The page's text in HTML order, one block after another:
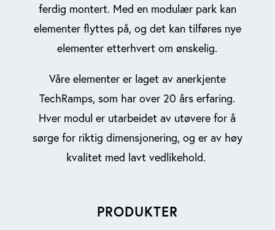
ferdig montert. Med en modulær park kan
elementer flyttes på, og det kan tilføres nye
elementer etterhvert om ønskelig.
Våre elementer er laget av anerkjente
TechRamps, som har over 20 års erfaring.
Hver modul er utarbeidet av utøvere for å
sørge for riktig dimensjonering, og er av høy
kvalitet med lavt vedlikehold.
PRODUKTER